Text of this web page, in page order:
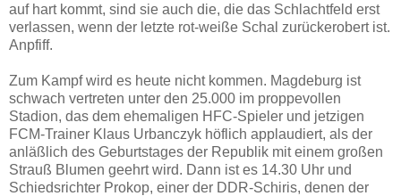
auf hart kommt, sind sie auch die, die das Schlachtfeld erst
verlassen, wenn der letzte rot-weiße Schal zurückerobert ist.
Anpfiff.
Zum Kampf wird es heute nicht kommen. Magdeburg ist
schwach vertreten unter den 25.000 im proppevollen
Stadion, das dem ehemaligen HFC-Spieler und jetzigen
FCM-Trainer Klaus Urbanczyk höflich applaudiert, als der
anläßlich des Geburtstages der Republik mit einem großen
Strauß Blumen geehrt wird. Dann ist es 14.30 Uhr und
Schiedsrichter Prokop, einer der DDR-Schiris, denen der